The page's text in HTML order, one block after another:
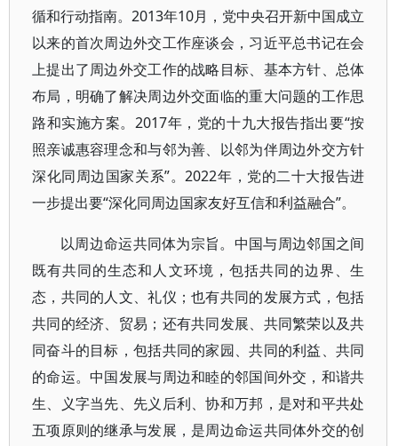
循和行动指南。2013年10月，党中央召开新中国成立
以来的首次周边外交工作座谈会，习近平总书记在会
上提出了周边外交工作的战略目标、基本方针、总体
布局，明确了解决周边外交面临的重大问题的工作思
路和实施方案。2017年，党的十九大报告指出要“按
照亲诚惠容理念和与邻为善、以邻为伴周边外交方针
深化同周边国家关系”。2022年，党的二十大报告进
一步提出要“深化同周边国家友好互信和利益融合”。
以周边命运共同体为宗旨。中国与周边邻国之间
既有共同的生态和人文环境，包括共同的边界、生
态，共同的人文、礼仪；也有共同的发展方式，包括
共同的经济、贸易；还有共同发展、共同繁荣以及共
同奋斗的目标，包括共同的家园、共同的利益、共同
的命运。中国发展与周边和睦的邻国间外交，和谐共
生、义字当先、先义后利、协和万邦，是对和平共处
五项原则的继承与发展，是周边命运共同体外交的创